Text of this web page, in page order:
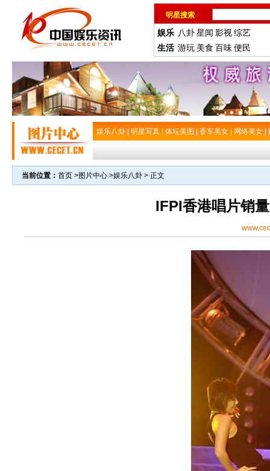
明星搜索
娱乐 八卦星闻 影视综艺
生活 游玩 美食 百味便民
娱乐八卦 明星写真 体坛美图 香车美女 网络美女
当前位置： 首页 >图片中心 >娱乐八卦 > 正文
IFPI香港唱片销